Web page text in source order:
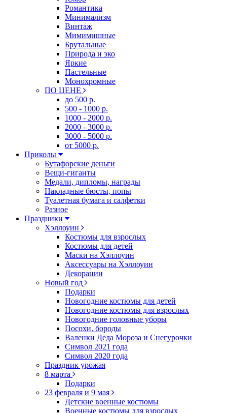
Романтика
Минимализм
Винтаж
Мимимишные
Брутальные
Природа и эко
Яркие
Пастельные
Монохромные
ПО ЦЕНЕ
до 500 р.
500 - 1000 р.
1000 - 2000 р.
2000 - 3000 р.
3000 - 5000 р.
от 5000 р.
Приколы
Бутафорские деньги
Вещи-гиганты
Медали, дипломы, награды
Накладные бюсты, попы
Туалетная бумага и салфетки
Разное
Праздники
Хэллоуин
Костюмы для взрослых
Костюмы для детей
Маски на Хэллоуин
Аксессуары на Хэллоуин
Декорации
Новый год
Подарки
Новогодние костюмы для детей
Новогодние костюмы для взрослых
Новогодние головные уборы
Посохи, бороды
Валенки Деда Мороза и Снегурочки
Символ 2021 года
Символ 2020 года
Праздник урожая
8 марта
Подарки
23 февраля и 9 мая
Детские военные костюмы
Военные костюмы для взрослых